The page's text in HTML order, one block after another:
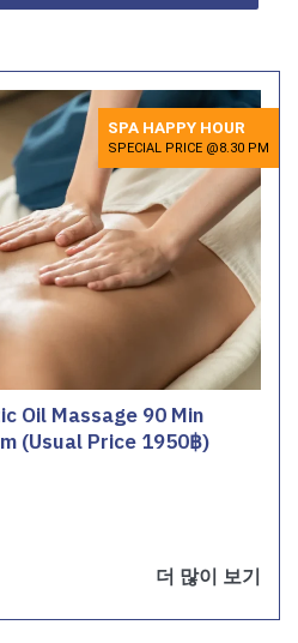
SPA HAPPY HOUR
SPECIAL PRICE @8.30 PM
Oil Massage 90 Min
(Usual Price 1950฿)
더 많이 보기